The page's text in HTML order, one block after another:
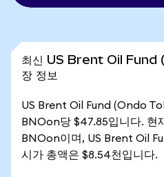
최신 US Brent Oil Fund
장 정보
US Brent Oil Fund (Ondo
BNOon당 $47.85입니다. 현
BNOon이며, US Brent Oil
시가 총액은 $8.54천입니다.